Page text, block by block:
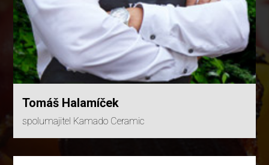
Tomáš Halamíček
spolumajitel Kamado Ceramic